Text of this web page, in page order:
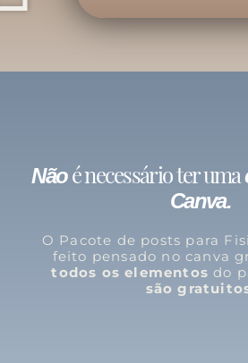
Nãoé necessário ter uma
Canva.
O Pacote de posts para
feito pensado no canva
todos os elementos do
são